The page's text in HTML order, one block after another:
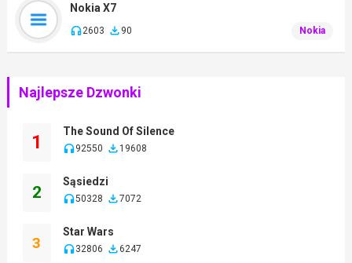
Nokia X7
2603 90 Nokia
Najlepsze Dzwonki
1
The Sound Of Silence
92550 19608
2
Sąsiedzi
50328 7072
3
Star Wars
32806 6247